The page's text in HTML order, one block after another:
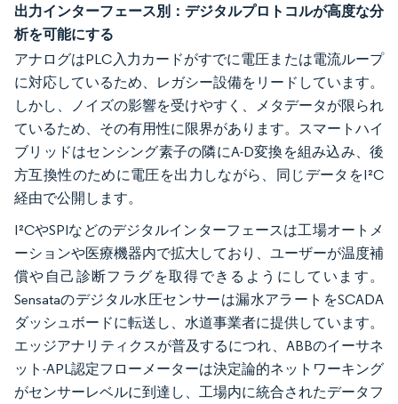
出力インターフェース別：デジタルプロトコルが高度な分
析を可能にする
アナログはPLC入力カードがすでに電圧または電流ループ
に対応しているため、レガシー設備をリードしています。
しかし、ノイズの影響を受けやすく、メタデータが限られ
ているため、その有用性に限界があります。スマートハイ
ブリッドはセンシング素子の隣にA-D変換を組み込み、後
方互換性のために電圧を出力しながら、同じデータをI²C
経由で公開します。
I²CやSPIなどのデジタルインターフェースは工場オートメ
ーションや医療機器内で拡大しており、ユーザーが温度補
償や自己診断フラグを取得できるようにしています。
Sensataのデジタル水圧センサーは漏水アラートをSCADA
ダッシュボードに転送し、水道事業者に提供しています。
エッジアナリティクスが普及するにつれ、ABBのイーサネ
ット-APL認定フローメーターは決定論的ネットワーキング
がセンサーレベルに到達し、工場内に統合されたデータフ